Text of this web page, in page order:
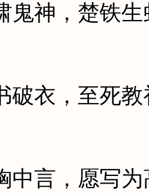
神，楚铁生
衣，至死教
言，愿写为